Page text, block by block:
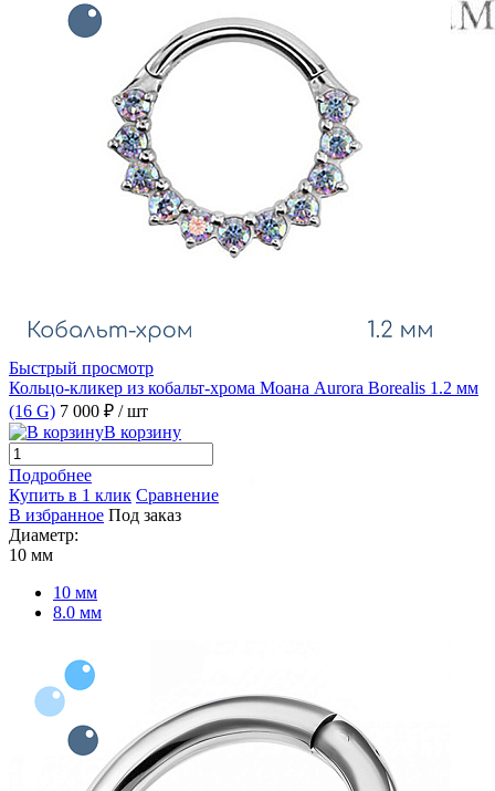
Быстрый просмотр
Кольцо-кликер из кобальт-хрома Моана Aurora Borealis 1.2 мм
(16 G) 7 000 ₽ / шт
В корзину
Подробнее
Купить в 1 клик Сравнение
В избранное Под заказ
Диаметр:
10 мм
10 мм
8.0 мм